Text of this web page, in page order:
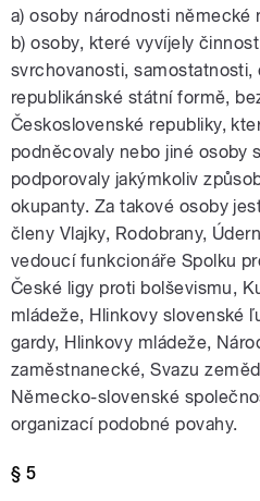
a) osoby národnosti německé
b) osoby, které vyvíjely
svrchovanosti,
republikánské státní formě,
Československé republiky,
podněcovaly nebo jiné osoby
podporovaly jakýmkoliv
okupanty. Za takové osoby
členy Vlajky, Rodobrany,
vedoucí funkcionáře Spolku
České ligy proti bolševismu,
mládeže, Hlinkovy slovenské
gardy, Hlinkovy mládeže,
zaměstnanecké, Svazu
Německo-slovenské
organizací podobné povahy.
§ 5